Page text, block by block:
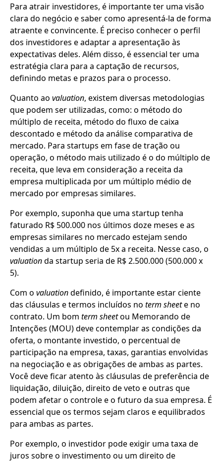
Para atrair investidores, é importante ter uma visão
clara do negócio e saber como apresentá-la de forma
atraente e convincente. É preciso conhecer o perfil
dos investidores e adaptar a apresentação às
expectativas deles. Além disso, é essencial ter uma
estratégia clara para a captação de recursos,
definindo metas e prazos para o processo.
Quanto ao valuation, existem diversas metodologias
que podem ser utilizadas, como: o método do
múltiplo de receita, método do fluxo de caixa
descontado e método da análise comparativa de
mercado. Para startups em fase de tração ou
operação, o método mais utilizado é o do múltiplo de
receita, que leva em consideração a receita da
empresa multiplicada por um múltiplo médio de
mercado por empresas similares.
Por exemplo, suponha que uma startup tenha
faturado R$ 500.000 nos últimos doze meses e as
empresas similares no mercado estejam sendo
vendidas a um múltiplo de 5x a receita. Nesse caso, o
valuationda startup seria de R$ 2.500.000 (500.000 x
5).
Com o valuationdefinido, é importante estar ciente
das cláusulas e termos incluídos no term sheete no
contrato. Um bom term sheetou Memorando de
Intenções (MOU) deve contemplar as condições da
oferta, o montante investido, o percentual de
participação na empresa, taxas, garantias envolvidas
na negociação e as obrigações de ambas as partes.
Você deve ficar atento às cláusulas de preferência de
liquidação, diluição, direito de veto e outras que
podem afetar o controle e o futuro da sua empresa. É
essencial que os termos sejam claros e equilibrados
para ambas as partes.
Por exemplo, o investidor pode exigir uma taxa de
juros sobre o investimento ou um direito de